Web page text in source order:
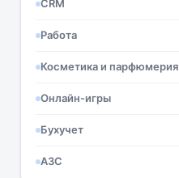
CRM
Работа
Косметика и парфюмерия
Онлайн-игры
Бухучет
АЗС